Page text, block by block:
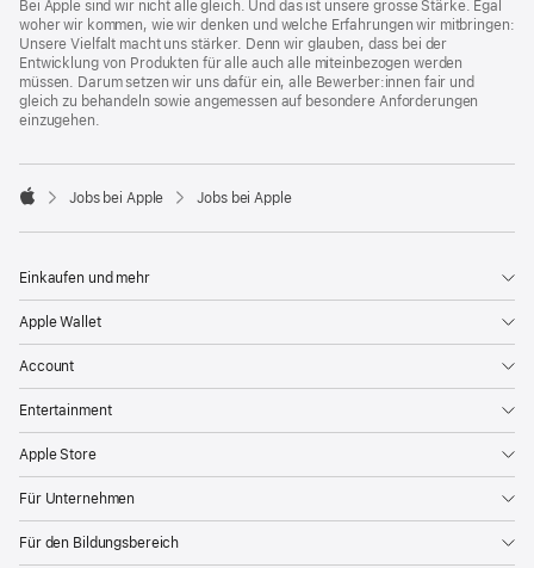
Footer
Bei Apple sind wir nicht alle gleich. Und das ist unsere grosse Stärke. Egal
woher wir kommen, wie wir denken und welche Erfahrungen wir mitbringen:
Unsere Vielfalt macht uns stärker. Denn wir glauben, dass bei der
Entwicklung von Produkten für alle auch alle miteinbezogen werden
müssen. Darum setzen wir uns dafür ein, alle Bewerber:innen fair und
gleich zu behandeln sowie angemessen auf besondere Anforderungen
einzugehen.

Jobs bei Apple Jobs bei Apple
Einkaufen und mehr
Apple Wallet
Account
Entertainment
Apple Store
Für Unternehmen
Für den Bildungsbereich